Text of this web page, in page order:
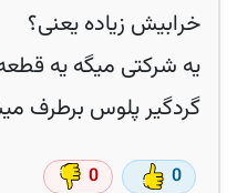
یه شرکتی میگه یه
گردگیر پلوس برطرف
0
0